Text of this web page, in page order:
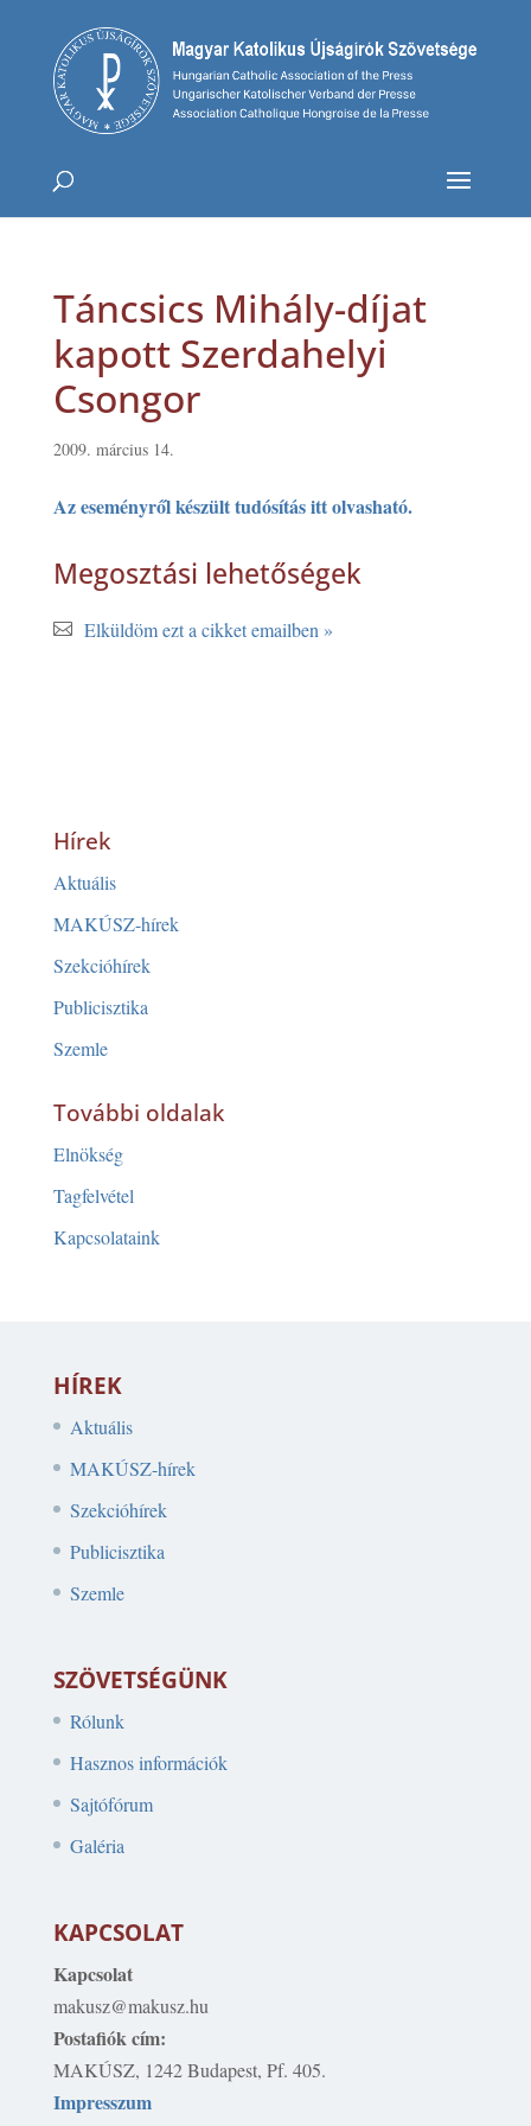
Táncsics Mihály-díjat
kapott Szerdahelyi
Csongor
2009. március 14.
Az eseményről készült tudósítás itt olvasható.
Megosztási lehetőségek
Elküldöm ezt a cikket emailben »
Hírek
Aktuális
MAKÚSZ-hírek
Szekcióhírek
Publicisztika
Szemle
További oldalak
Elnökség
Tagfelvétel
Kapcsolataink
HÍREK
Aktuális
MAKÚSZ-hírek
Szekcióhírek
Publicisztika
Szemle
SZÖVETSÉGÜNK
Rólunk
Hasznos információk
Sajtófórum
Galéria
KAPCSOLAT
Kapcsolat
makusz@makusz.hu
Postafiók cím:
MAKÚSZ, 1242 Budapest, Pf. 405.
Impresszum